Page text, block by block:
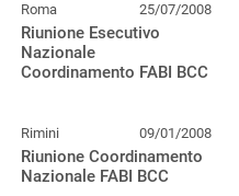
Roma 25/07/2008
Riunione Esecutivo
Nazionale
Coordinamento FABI BCC
Rimini 09/01/2008
Riunione Coordinamento
Nazionale FABI BCC